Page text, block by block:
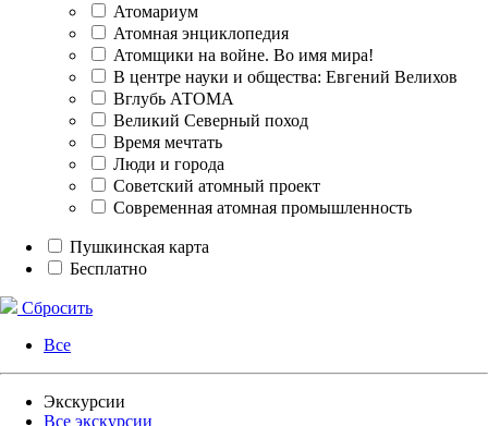
Атомариум
Атомная энциклопедия
Атомщики на войне. Во имя мира!
В центре науки и общества: Евгений Велихов
Вглубь АТОМА
Великий Северный поход
Время мечтать
Люди и города
Советский атомный проект
Современная атомная промышленность
Пушкинская карта
Бесплатно
Сбросить
Все
Экскурсии
Все экскурсии